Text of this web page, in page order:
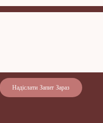
Надіслати Запит Зараз